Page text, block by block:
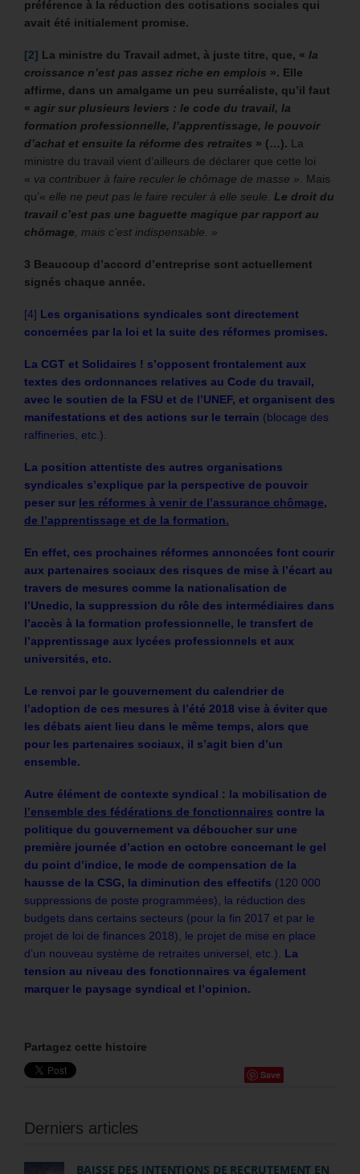
préférence à la réduction des cotisations sociales qui
avait été initialement promise.
[2] La ministre du Travail admet, à juste titre, que, « la
croissance n’est pas assez riche en emplois ». Elle
affirme, dans un amalgame un peu surréaliste, qu’il faut
« agir sur plusieurs leviers : le code du travail, la
formation professionnelle, l’apprentissage, le pouvoir
d’achat et ensuite la réforme des retraites » (…). La
ministre du travail vient d’ailleurs de déclarer que cette loi
« va contribuer à faire reculer le chômage de masse ». Mais
qu’« elle ne peut pas le faire reculer à elle seule. Le droit du
travail c’est pas une baguette magique par rapport au
chômage, mais c’est indispensable. »
3 Beaucoup d’accord d’entreprise sont actuellement
signés chaque année.
[4] Les organisations syndicales sont directement
concernées par la loi et la suite des réformes promises.
La CGT et Solidaires ! s’opposent frontalement aux
textes des ordonnances relatives au Code du travail,
avec le soutien de la FSU et de l’UNEF, et organisent des
manifestations et des actions sur le terrain (blocage des
raffineries, etc.).
La position attentiste des autres organisations
syndicales s’explique par la perspective de pouvoir
peser sur les réformes à venir de l’assurance chômage,
de l’apprentissage et de la formation.
En effet, ces prochaines réformes annoncées font courir
aux partenaires sociaux des risques de mise à l’écart au
travers de mesures comme la nationalisation de
l’Unedic, la suppression du rôle des intermédiaires dans
l’accès à la formation professionnelle, le transfert de
l’apprentissage aux lycées professionnels et aux
universités, etc.
Le renvoi par le gouvernement du calendrier de
l’adoption de ces mesures à l’été 2018 vise à éviter que
les débats aient lieu dans le même temps, alors que
pour les partenaires sociaux, il s’agit bien d’un
ensemble.
Autre élément de contexte syndical : la mobilisation de
l’ensemble des fédérations de fonctionnaires contre la
politique du gouvernement va déboucher sur une
première journée d’action en octobre concernant le gel
du point d’indice, le mode de compensation de la
hausse de la CSG, la diminution des effectifs (120 000
suppressions de poste programmées), la réduction des
budgets dans certains secteurs (pour la fin 2017 et par le
projet de loi de finances 2018), le projet de mise en place
d’un nouveau système de retraites universel, etc.). La
tension au niveau des fonctionnaires va également
marquer le paysage syndical et l’opinion.
Partagez cette histoire
Save
Derniers articles
BAISSE DES INTENTIONS DE RECRUTEMENT EN